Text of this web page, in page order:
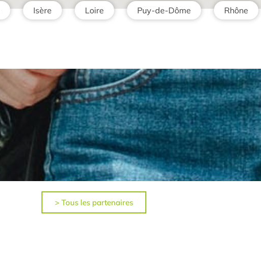
Isère Loire Puy-de-Dôme Rhône
> Tous les partenaires